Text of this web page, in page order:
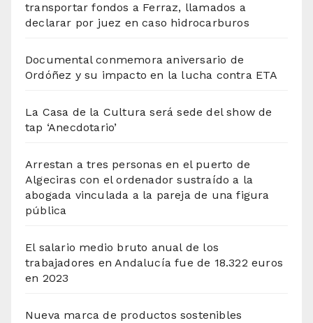
transportar fondos a Ferraz, llamados a
declarar por juez en caso hidrocarburos
Documental conmemora aniversario de
Ordóñez y su impacto en la lucha contra ETA
La Casa de la Cultura será sede del show de
tap ‘Anecdotario’
Arrestan a tres personas en el puerto de
Algeciras con el ordenador sustraído a la
abogada vinculada a la pareja de una figura
pública
El salario medio bruto anual de los
trabajadores en Andalucía fue de 18.322 euros
en 2023
Nueva marca de productos sostenibles